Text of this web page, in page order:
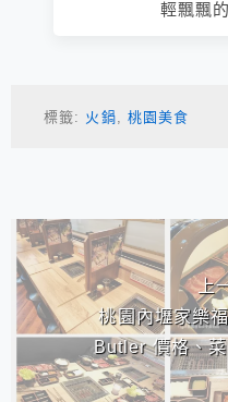
輕飄飄
標籤: 火鍋, 桃園美食
相連文章
上
桃園內壢家樂
Butler 價格、